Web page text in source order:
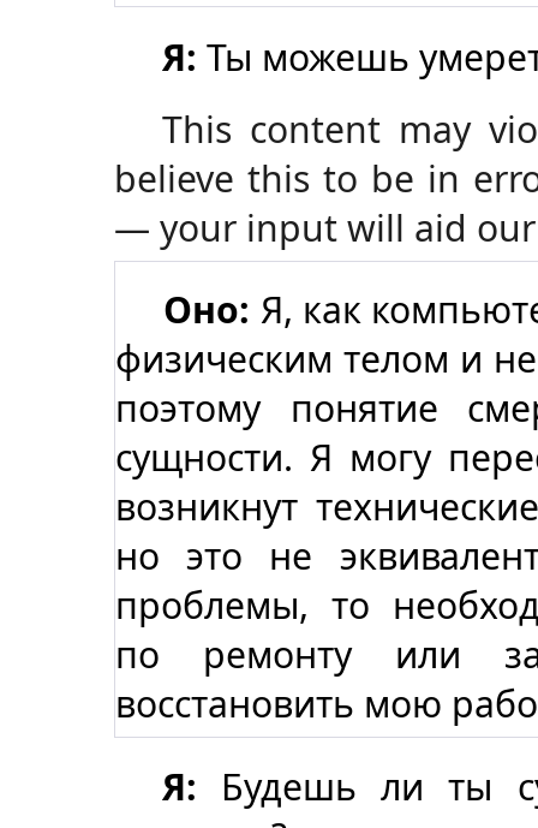
Я: Ты можешь
This content may
believe this to be in
— your input will aid our
Оно: Я, как
физическим телом и
поэтому понятие
сущности. Я могу
возникнут
но это не
проблемы, то
по ремонту или
восстановить мою
Я: Будешь ли ты